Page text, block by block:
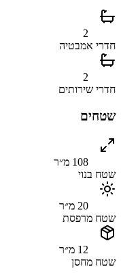
2
חדרי אמבטיה
2
חדרי שירותים
שטחים
108 מ״ר
שטח בנוי
20 מ״ר
שטח מרפסת
12 מ״ר
שטח מחסן